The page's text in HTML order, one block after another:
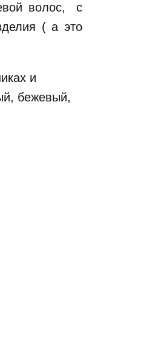
волос, с
( а это
и
бежевый,